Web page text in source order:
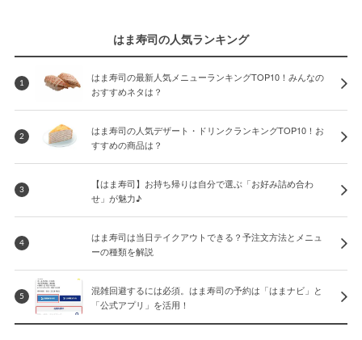
はま寿司の人気ランキング
1
はま寿司の最新人気メニューランキングTOP10！みんなの
おすすめネタは？
2
はま寿司の人気デザート・ドリンクランキングTOP10！お
すすめの商品は？
3
【はま寿司】お持ち帰りは自分で選ぶ「お好み詰め合わ
せ」が魅力♪
4
はま寿司は当日テイクアウトできる？予注文方法とメニュ
ーの種類を解説
5
混雑回避するには必須。はま寿司の予約は「はまナビ」と
「公式アプリ」を活用！